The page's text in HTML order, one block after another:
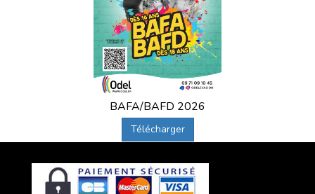
BAFA/BAFD 2026
Télécharger